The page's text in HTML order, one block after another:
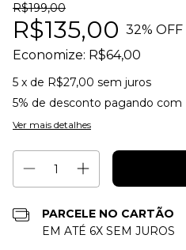
R$199,00
R$135,00 32% OFF
Economize: R$64,00
5 x de R$27,00 sem juros
5% de desconto pagando com
Ver mais detalhes
PARCELE NO CARTÃO
EM ATÉ 6X SEM JUROS